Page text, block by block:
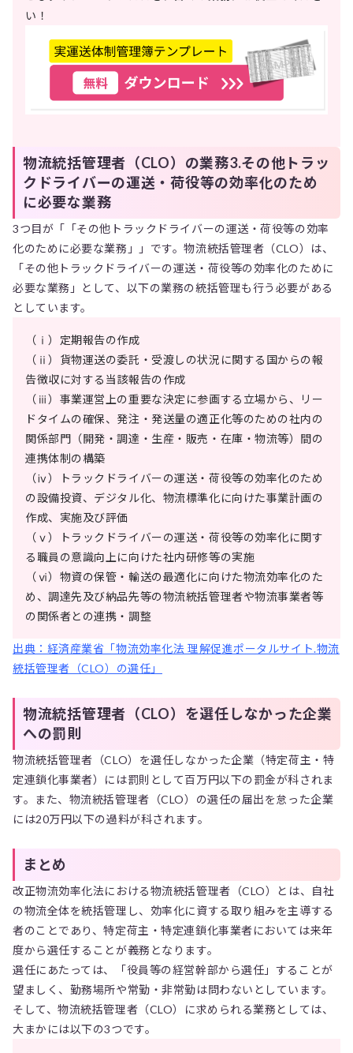
い！
物流統括管理者（CLO）の業務3.その他トラッ
クドライバーの運送・荷役等の効率化のため
に必要な業務
3つ目が「「その他トラックドライバーの運送・荷役等の効率
化のために必要な業務」」です。物流統括管理者（CLO）は、
「その他トラックドライバーの運送・荷役等の効率化のために
必要な業務」として、以下の業務の統括管理も行う必要がある
としています。
（ⅰ）定期報告の作成
（ⅱ）貨物運送の委託・受渡しの状況に関する国からの報
告徴収に対する当該報告の作成
（ⅲ）事業運営上の重要な決定に参画する立場から、リー
ドタイムの確保、発注・発送量の適正化等のための社内の
関係部門（開発・調達・生産・販売・在庫・物流等）間の
連携体制の構築
（ⅳ）トラックドライバーの運送・荷役等の効率化のため
の設備投資、デジタル化、物流標準化に向けた事業計画の
作成、実施及び評価
（ⅴ）トラックドライバーの運送・荷役等の効率化に関す
る職員の意識向上に向けた社内研修等の実施
（ⅵ）物資の保管・輸送の最適化に向けた物流効率化のた
め、調達先及び納品先等の物流統括管理者や物流事業者等
の関係者との連携・調整
出典：経済産業省「物流効率化法 理解促進ポータルサイト.物流
統括管理者（CLO）の選任」
物流統括管理者（CLO）を選任しなかった企業
への罰則
物流統括管理者（CLO）を選任しなかった企業（特定荷主・特
定連鎖化事業者）には罰則として百万円以下の罰金が科されま
す。また、物流統括管理者（CLO）の選任の届出を怠った企業
には20万円以下の過料が科されます。
まとめ
改正物流効率化法における物流統括管理者（CLO）とは、自社
の物流全体を統括管理し、効率化に資する取り組みを主導する
者のことであり、特定荷主・特定連鎖化事業者においては来年
度から選任することが義務となります。
選任にあたっては、「役員等の経営幹部から選任」することが
望ましく、勤務場所や常勤・非常勤は問わないとしています。
そして、物流統括管理者（CLO）に求められる業務としては、
大まかには以下の3つです。